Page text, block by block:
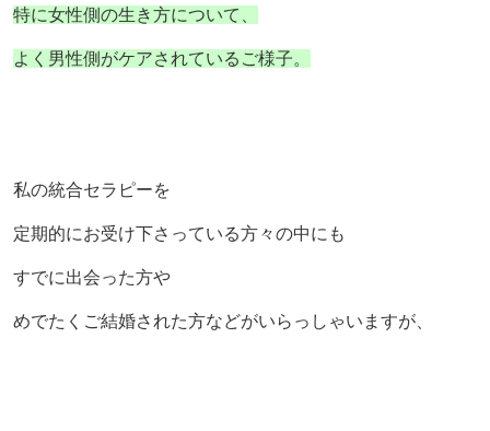
特に女性側の生き方について、
よく男性側がケアされているご様子。
私の統合セラピーを
定期的にお受け下さっている方々の中にも
すでに出会った方や
めでたくご結婚された方などがいらっしゃいますが、